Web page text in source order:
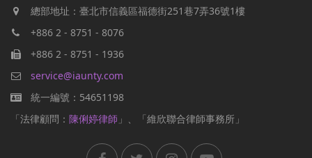
總部地址：臺北市信義區福德街251巷7弄36號1樓
+886 2 - 8751 - 8076
+886 2 - 8751 - 1936
service@iaunty.com
統一編號：54651198
「法律顧問： 陳俐婷律師 」、「維欣聯合律師事務所」